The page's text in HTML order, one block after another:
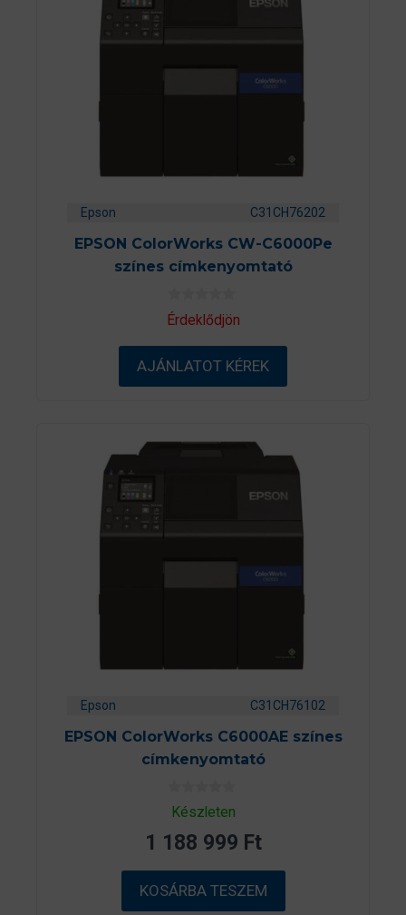
Epson C31CH76202
EPSON ColorWorks CW-C6000Pe
színes címkenyomtató
0
a
-
ő
Érdeklődjön
AJÁNLATOT KÉREK
Epson C31CH76102
EPSON ColorWorks C6000AE színes
címkenyomtató
0
a
b
ő
l
Készleten
1 188 999 Ft
KOSÁRBA TESZEM